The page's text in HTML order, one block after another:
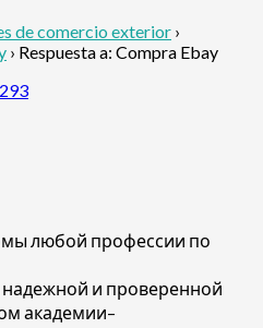
de comercio exterior ›
› Respuesta a: Compra Ebay
любой профессии по
и проверенной
академии–